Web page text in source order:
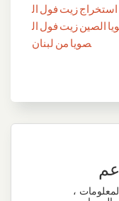
استخراج زيت فول ال
الصين زيت فول ال
صويا من لبنان
،